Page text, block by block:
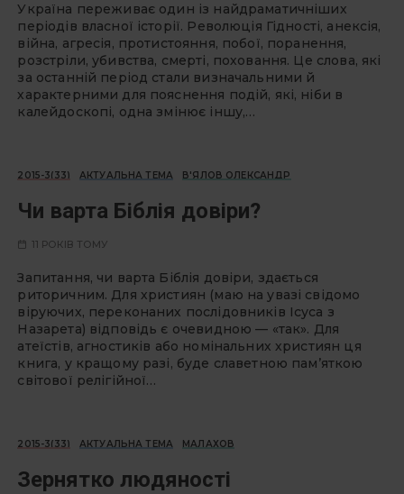
Україна переживає один із найдраматичніших
періодів власної історії. Революція Гідності, анексія,
війна, агресія, протистояння, побої, поранення,
розстріли, убивства, смерті, поховання. Це слова, які
за останній період стали визначальними й
характерними для пояснення подій, які, ніби в
калейдоскопі, одна змінює іншу,…
2015-3(33) АКТУАЛЬНА ТЕМА В'ЯЛОВ ОЛЕКСАНДР
Чи варта Біблія довіри?
11 РОКІВ ТОМУ
Запитання, чи варта Біблія довіри, здається
риторичним. Для християн (маю на увазі свідомо
віруючих, переконаних послідовників Ісуса з
Назарета) відповідь є очевидною — «так». Для
атеїстів, агностиків або номінальних християн ця
книга, у кращому разі, буде славетною пам’яткою
світової релігійної…
2015-3(33) АКТУАЛЬНА ТЕМА МАЛАХОВ
Зернятко людяності